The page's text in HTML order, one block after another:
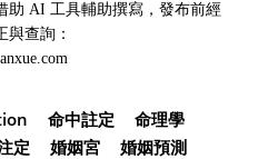
助 AI 工具輔助撰寫，發布前經
與查詢：
命中註定
命理學
定 婚姻宮
婚姻預測